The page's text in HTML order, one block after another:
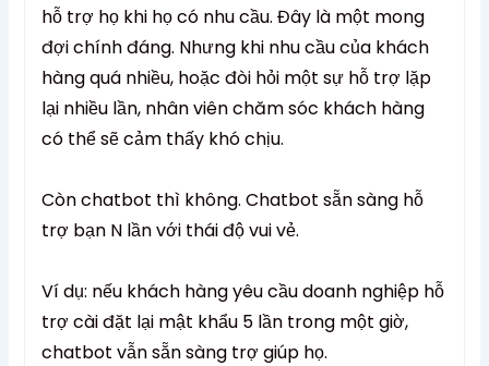
hỗ trợ họ khi họ có nhu cầu. Đây là một mong
đợi chính đáng. Nhưng khi nhu cầu của khách
hàng quá nhiều, hoặc đòi hỏi một sự hỗ trợ lặp
lại nhiều lần, nhân viên chăm sóc khách hàng
có thể sẽ cảm thấy khó chịu.
Còn chatbot thì không. Chatbot sẵn sàng hỗ
trợ bạn N lần với thái độ vui vẻ.
Ví dụ: nếu khách hàng yêu cầu doanh nghiệp hỗ
trợ cài đặt lại mật khẩu 5 lần trong một giờ,
chatbot vẫn sẵn sàng trợ giúp họ.